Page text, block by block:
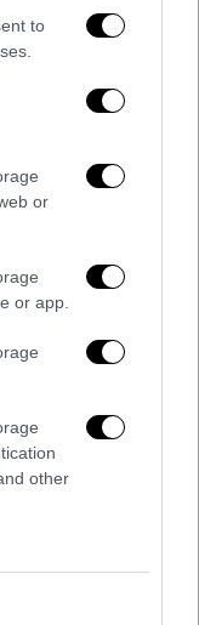
to
or
or app.
other
των
του
του
- Η θέση